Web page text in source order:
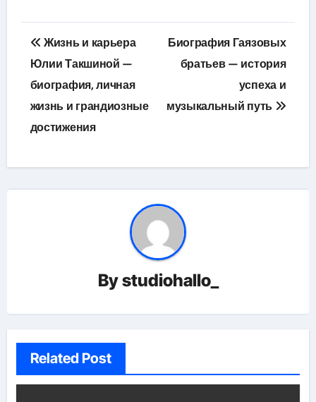
Навигация
по
записям
Жизнь и карьера
Юлии Такшиной —
биография, личная
жизнь и грандиозные
достижения
Биография Гаязовых
братьев — история
успеха и
музыкальный путь
Bystudiohallo_
Related Post